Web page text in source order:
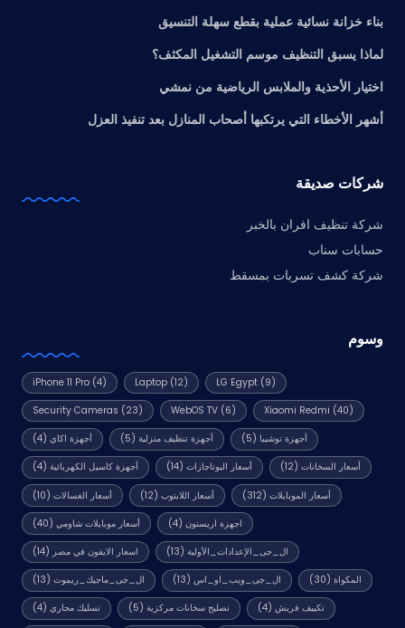
بناء خزانة نسائية عملية بقطع سهلة التنسيق
لماذا يسبق التنظيف موسم التشغيل المكثف؟
اختيار الأحذية والملابس الرياضية من نمشي
أشهر الأخطاء التي يرتكبها أصحاب المنازل بعد تنفيذ العزل
شركات صديقة
شركة تنظيف افران بالخبر
حسابات سناب
شركة كشف تسربات بمسقط
وسوم
iPhone 11 Pro (4) Laptop(12) LG Egypt(9)
Security Cameras (23) WebOS TV(6) Xiaomi Redmi (40)
أجهزة اكاي(4) أجهزة تنظيف منزلية (5) أجهزة توشيبا (5)
أجهزة كاسيل الكهربائية(4) أسعار البوتاجازات (14) أسعار السخانات (12)
أسعار الغسالات(10) أسعار اللابتوب (12) أسعار الموبايلات (312)
أسعار موبايلات شاومي(40) اجهزة اريستون (4)
اسعار الايفون في مصر (14) ال_جى_الإعدادات_الأولية (13)
ال_جى_ماجيك_ريموت(13) ال_جى_ويب_او_اس (13) المكواة (30)
تسليك مجاري(4) تصليح سخانات مركزية (5) تكييف فريش (4)